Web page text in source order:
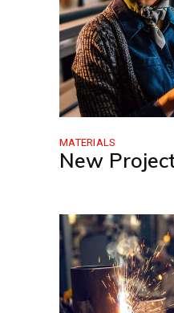
MATERIALS
New